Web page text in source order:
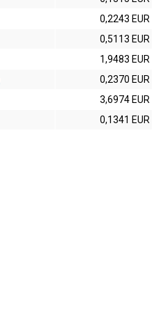
0,2243 EUR
0,5113 EUR
1,9483 EUR
0,2370 EUR
3,6974 EUR
0,1341 EUR